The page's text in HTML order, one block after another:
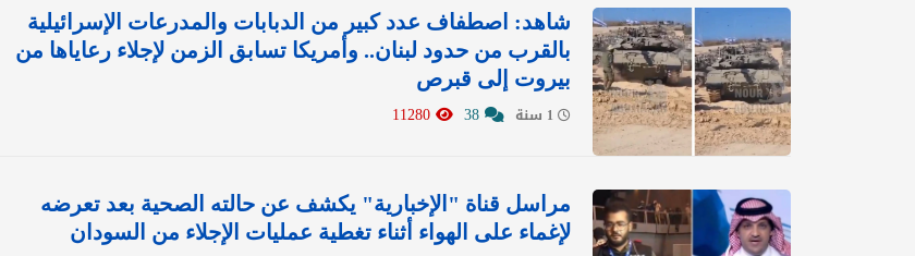
شاهد: اصطفاف عدد كبير من الدبابات والمدرعات الإسرائيلية
بالقرب من حدود لبنان.. وأمريكا تسابق الزمن لإجلاء رعاياها من
بيروت إلى قبرص
مراسل قناة "الإخبارية" يكشف عن حالته الصحية بعد تعرضه
لإغماء على الهواء أثناء تغطية عمليات الإجلاء من السودان